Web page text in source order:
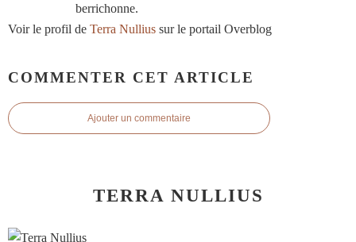
berrichonne.
Voir le profil de Terra Nullius sur le portail Overblog
COMMENTER CET ARTICLE
Ajouter un commentaire
TERRA NULLIUS